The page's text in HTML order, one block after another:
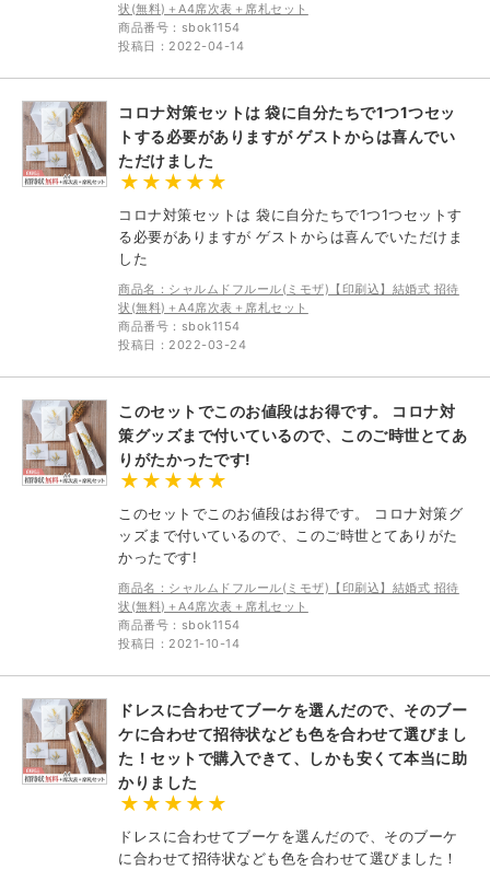
状(無料)＋A4席次表＋席札セット
商品番号：sbok1154
投稿日：2022-04-14
コロナ対策セットは 袋に自分たちで1つ1つセッ
トする必要がありますが ゲストからは喜んでい
ただけました
コロナ対策セットは 袋に自分たちで1つ1つセットす
る必要がありますが ゲストからは喜んでいただけま
した
商品名：シャルムドフルール(ミモザ)【印刷込】結婚式 招待
状(無料)＋A4席次表＋席札セット
商品番号：sbok1154
投稿日：2022-03-24
このセットでこのお値段はお得です。 コロナ対
策グッズまで付いているので、このご時世とてあ
りがたかったです!
このセットでこのお値段はお得です。 コロナ対策グ
ッズまで付いているので、このご時世とてありがた
かったです!
商品名：シャルムドフルール(ミモザ)【印刷込】結婚式 招待
状(無料)＋A4席次表＋席札セット
商品番号：sbok1154
投稿日：2021-10-14
ドレスに合わせてブーケを選んだので、そのブー
ケに合わせて招待状なども色を合わせて選びまし
た！セットで購入できて、しかも安くて本当に助
かりました
ドレスに合わせてブーケを選んだので、そのブーケ
に合わせて招待状なども色を合わせて選びました！